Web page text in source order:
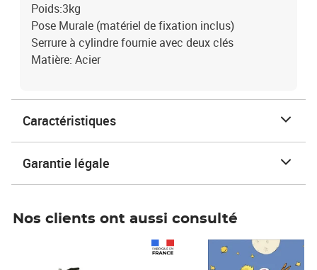
Poids:3kg
Pose Murale (matériel de fixation inclus)
Serrure à cylindre fournie avec deux clés
Matière: Acier
Caractéristiques
Garantie légale
Nos clients ont aussi consulté
Prix 7,50€